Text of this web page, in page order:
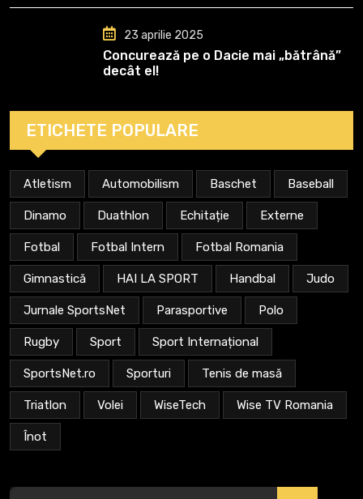
23 aprilie 2025
Concurează pe o Dacie mai „bătrână”
decât el!
ETICHETE POPULARE
Atletism Automobilism Baschet Baseball
Dinamo Duathlon Echitație Externe
Fotbal Fotbal Intern Fotbal Romania
Gimnastică HAI LA SPORT Handbal Judo
Jurnale SportsNet Parasportive Polo
Rugby Sport Sport Internațional
SportsNet.ro Sporturi Tenis de masă
Triatlon Volei WiseTech Wise TV Romania
Înot